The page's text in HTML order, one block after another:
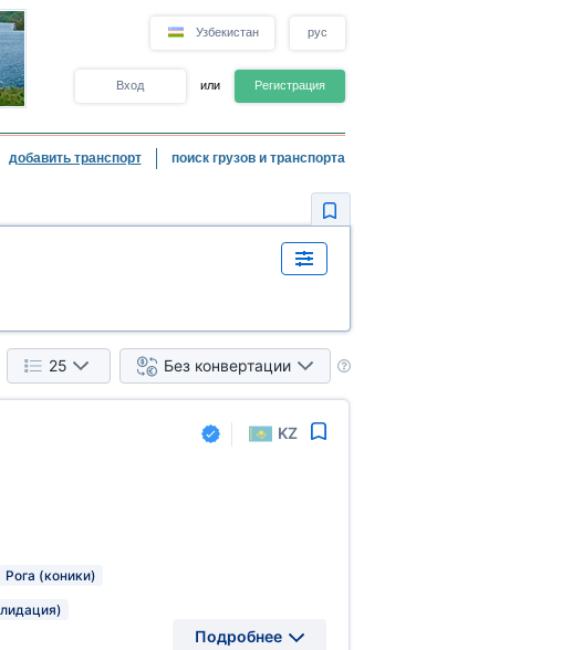
Узбекистан рус
Вход или Регистрация
добавить транспорт поиск грузов и транспорта
25 Без конвертации
KZ
Рога (коники)
Подробнее